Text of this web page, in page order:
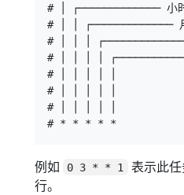
# │ ┌─────────────
# │ │ ┌─────────────
# │ │ │
# │ │ │ │
# │ │ │ │ │
# │ │ │ │ │
# │ │ │ │ │
例如 0 3 * * 1
表示此
行。